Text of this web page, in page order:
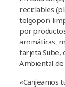
reciclables
telgopor)
por
aromáticas,
tarjeta Sube,
Ambiental de
«Canjeamos